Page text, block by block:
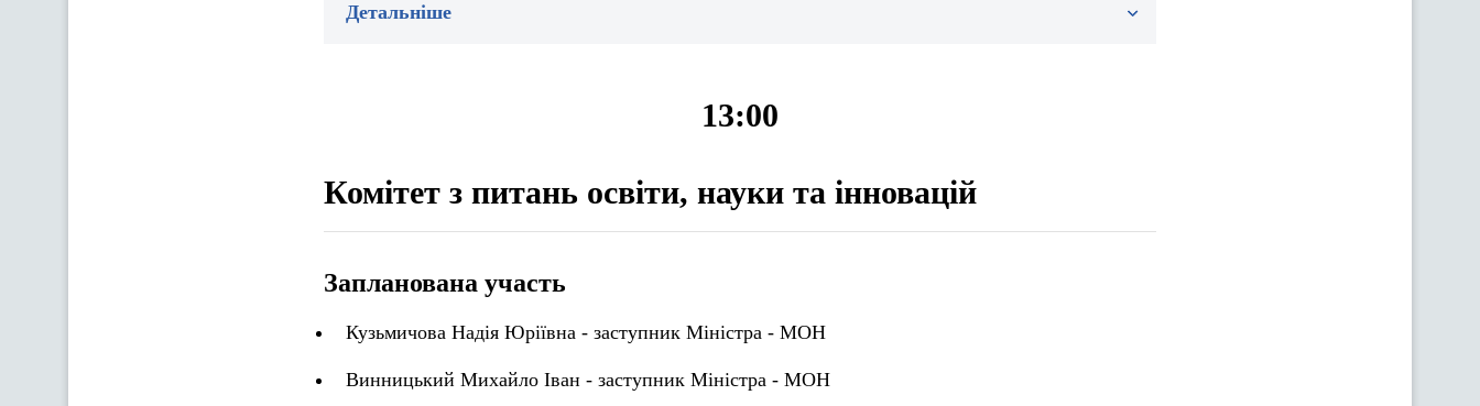
Детальніше
13:00
Комітет з питань освіти, науки та інновацій
Запланована участь
Кузьмичова Надія Юріївна - заступник Міністра - МОН
Винницький Михайло Іван - заступник Міністра - МОН